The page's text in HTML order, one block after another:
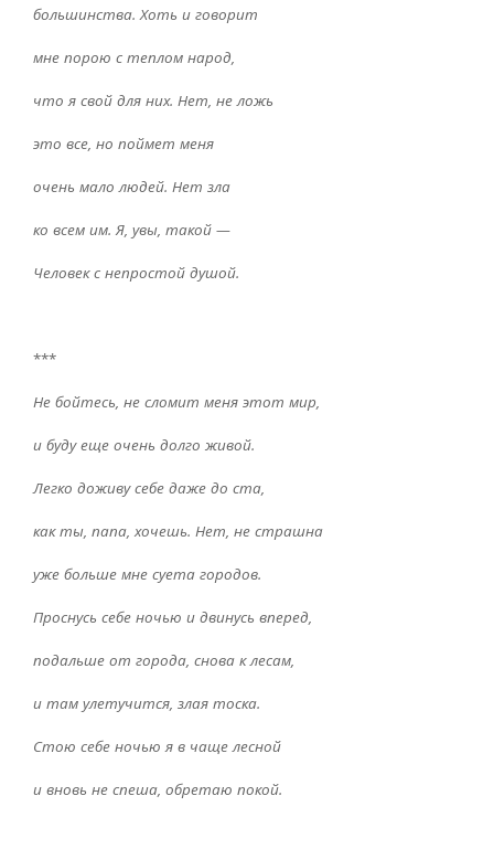
большинства. Хоть и говорит
мне порою с теплом народ,
что я свой для них. Нет, не ложь
это все, но поймет меня
очень мало людей. Нет зла
ко всем им. Я, увы, такой —
Человек с непростой душой.
***
Не бойтесь, не сломит меня этот мир,
и буду еще очень долго живой.
Легко доживу себе даже до ста,
как ты, папа, хочешь. Нет, не страшна
уже больше мне суета городов.
Проснусь себе ночью и двинусь вперед,
подальше от города, снова к лесам,
и там улетучится, злая тоска.
Стою себе ночью я в чаще лесной
и вновь не спеша, обретаю покой.